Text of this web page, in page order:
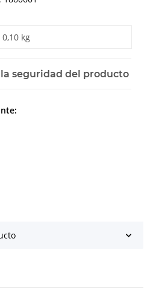
0,10 kg
seguridad del producto